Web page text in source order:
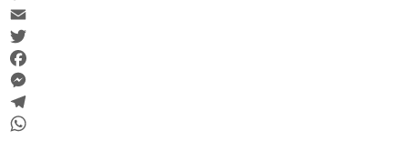
Copy
Link
Email
Twitter
Facebook
Messenger
Telegram